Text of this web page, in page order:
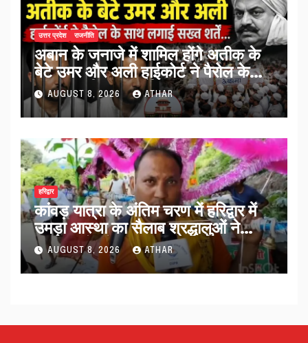
उत्तर प्रदेश राजनीति
अबान के जनाजे में शामिल होंगे अतीक के
बेटे उमर और अली हाईकोर्ट ने पैरोल के
साथ लगाईं सख्त शर्तें…
AUGUST 8, 2026 ATHAR
हरिद्वार
कांवड़ यात्रा के अंतिम चरण में हरिद्वार में
उमड़ा आस्था का सैलाब श्रद्धालुओं ने
व्यवस्थाओं को सराहा…
AUGUST 8, 2026 ATHAR